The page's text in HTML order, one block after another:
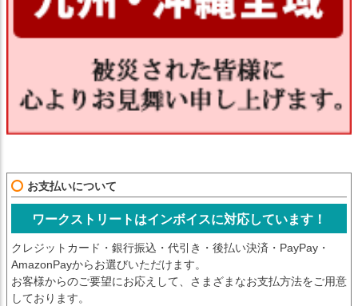
お支払いについて
ワークストリートはインボイスに対応しています！
クレジットカード・銀行振込・代引き・後払い決済・PayPay・
AmazonPayからお選びいただけます。
お客様からのご要望にお応えして、さまざまなお支払方法をご用意
しております。